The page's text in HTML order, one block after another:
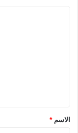
*الاسم*